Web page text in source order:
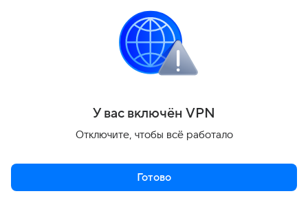
из них позже приняли решение о пересдаче.
Около 3,7 тысячи выпускников повысили свои
баллы, а 18 человек при этом получили
максимальный результат в 100 баллов.
Поделиться
Актуальное Топ дня Видео
У вас включён VPN
Отключите, чтобы всё работало
Готово